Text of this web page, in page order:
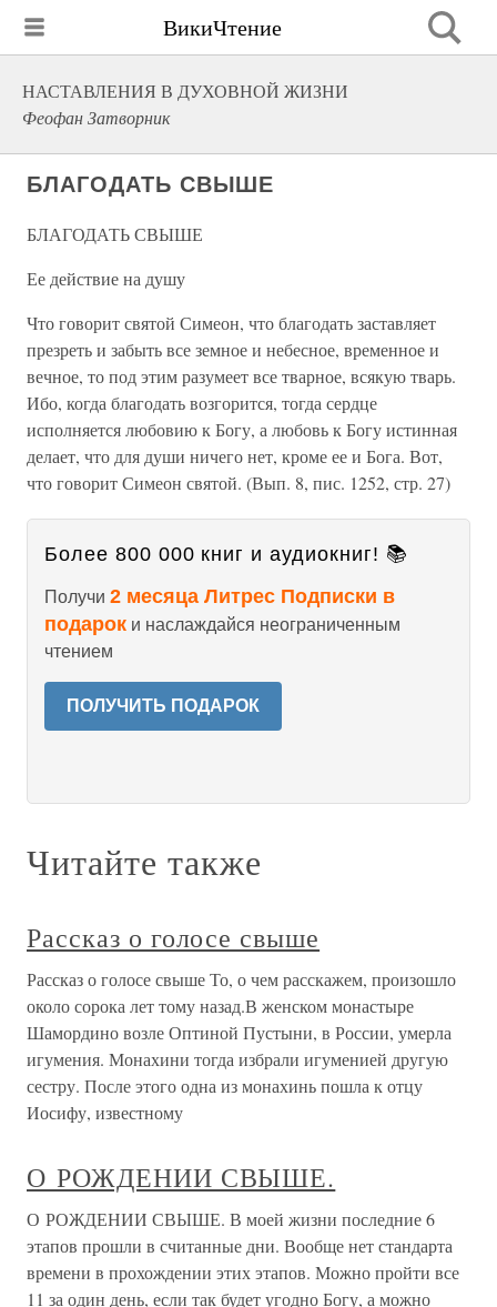
ВикиЧтение
НАСТАВЛЕНИЯ В ДУХОВНОЙ ЖИЗНИ
Феофан Затворник
БЛАГОДАТЬ СВЫШЕ
БЛАГОДАТЬ СВЫШЕ
Ее действие на душу
Что говорит святой Симеон, что благодать заставляет
презреть и забыть все земное и небесное, временное и
вечное, то под этим разумеет все тварное, всякую тварь.
Ибо, когда благодать возгорится, тогда сердце
исполняется любовию к Богу, а любовь к Богу истинная
делает, что для души ничего нет, кроме ее и Бога. Вот,
что говорит Симеон святой. (Вып. 8, пис. 1252, стр. 27)
Более 800 000 книг и аудиокниг! 📚
Получи 2 месяца Литрес Подписки в
подарок и наслаждайся неограниченным
чтением
ПОЛУЧИТЬ ПОДАРОК
Читайте также
Рассказ о голосе свыше
Рассказ о голосе свыше То, о чем расскажем, произошло
около сорока лет тому назад.В женском монастыре
Шамордино возле Оптиной Пустыни, в России, умерла
игумения. Монахини тогда избрали игуменией другую
сестру. После этого одна из монахинь пошла к отцу
Иосифу, известному
О РОЖДЕНИИ СВЫШЕ.
О РОЖДЕНИИ СВЫШЕ. В моей жизни последние 6
этапов прошли в считанные дни. Вообще нет стандарта
времени в прохождении этих этапов. Можно пройти все
11 за один день, если так будет угодно Богу, а можно